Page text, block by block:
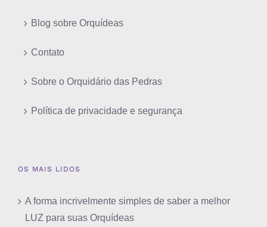
Blog sobre Orquídeas
Contato
Sobre o Orquidário das Pedras
Política de privacidade e segurança
OS MAIS LIDOS
A forma incrivelmente simples de saber a melhor
LUZ para suas Orquídeas